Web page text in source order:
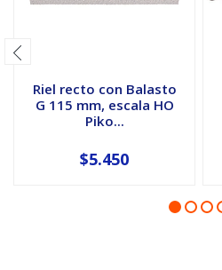
Riel recto con Balasto
G 115 mm, escala HO
Piko...
$5.450